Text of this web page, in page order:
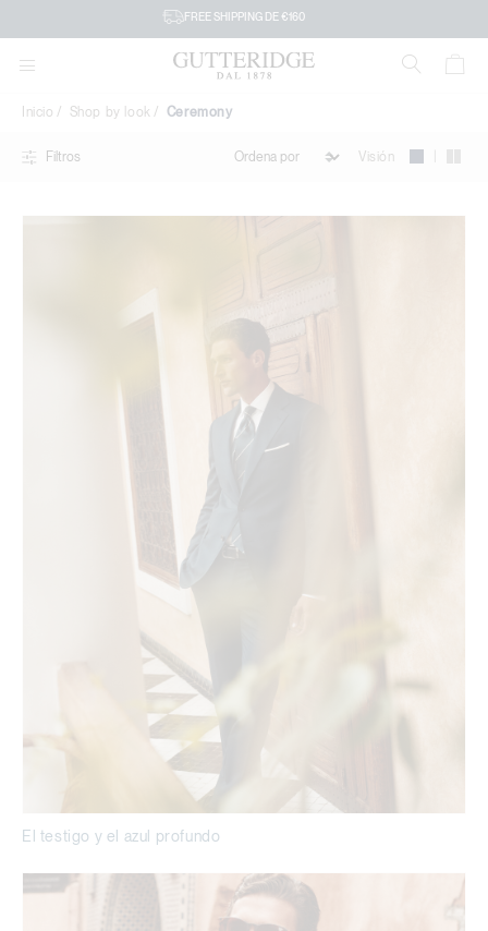
FREE SHIPPING DE €160
Inicio Shop by look Ceremony
Filtros Visión
El testigo y el azul profundo